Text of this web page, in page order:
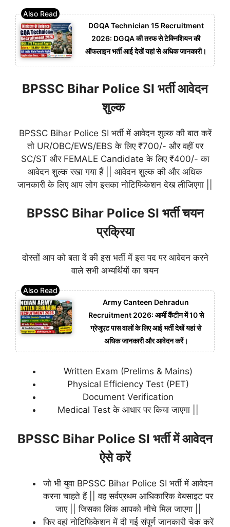
DGQA Technician 15 Recruitment
2026: DGQA की तरफ से टेक्निशियन की
ऑफलाइन भर्ती आई देखें यहां से अधिक जानकारी।
BPSSC Bihar Police SI भर्ती आवेदन
शुल्क
BPSSC Bihar Police SI भर्ती में आवेदन शुल्क की बात करें
तो UR/OBC/EWS/EBS के लिए ₹700/- और वहीं पर
SC/ST और FEMALE Candidate के लिए ₹400/- का
आवेदन शुल्क रखा गया हैं || आवेदन शुल्क की और अधिक
जानकारी के लिए आप लोग इसका नोटिफिकेशन देख लीजिएगा ||
BPSSC Bihar Police SI भर्ती चयन
प्रक्रिया
दोस्तों आप को बता दें की इस भर्ती में इस पद पर आवेदन करने
वाले सभी अभ्यर्थियों का चयन
Army Canteen Dehradun
Recruitment 2026: आर्मी कैंटीन में 10 से
ग्रेजुएट पास वालों के लिए आई भर्ती देखें यहां से
अधिक जानकारी और आवेदन करें।
Written Exam (Prelims & Mains)
Physical Efficiency Test (PET)
Document Verification
Medical Test के आधार पर किया जाएगा ||
BPSSC Bihar Police SI भर्ती में आवेदन
ऐसे करें
जो भी युवा BPSSC Bihar Police SI भर्ती में आवेदन
करना चाहते हैं || वह सर्वप्रथम आधिकारिक वेबसाइट पर
जाए || जिसका लिंक आपको नीचे मिल जाएगा ||
फिर वहां नोटिफिकेशन में दी गई संपूर्ण जानकारी चेक करें